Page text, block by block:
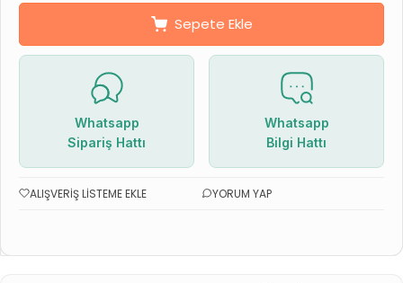
Sepete Ekle
Whatsapp
Sipariş Hattı
Whatsapp
Bilgi Hattı
ALIŞVERIŞ LISTEME EKLE YORUM YAP